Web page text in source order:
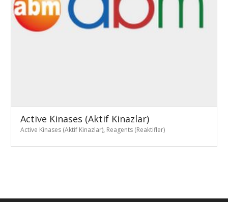
Active Kinases (Aktif Kinazlar)
Active Kinases (Aktif Kinazlar), Reagents (Reaktifler)